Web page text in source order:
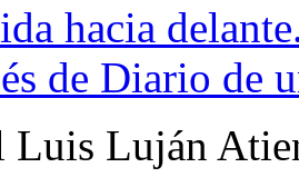
hacia
de Diario de
Luis Luján